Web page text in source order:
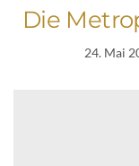
Die
24. Mai